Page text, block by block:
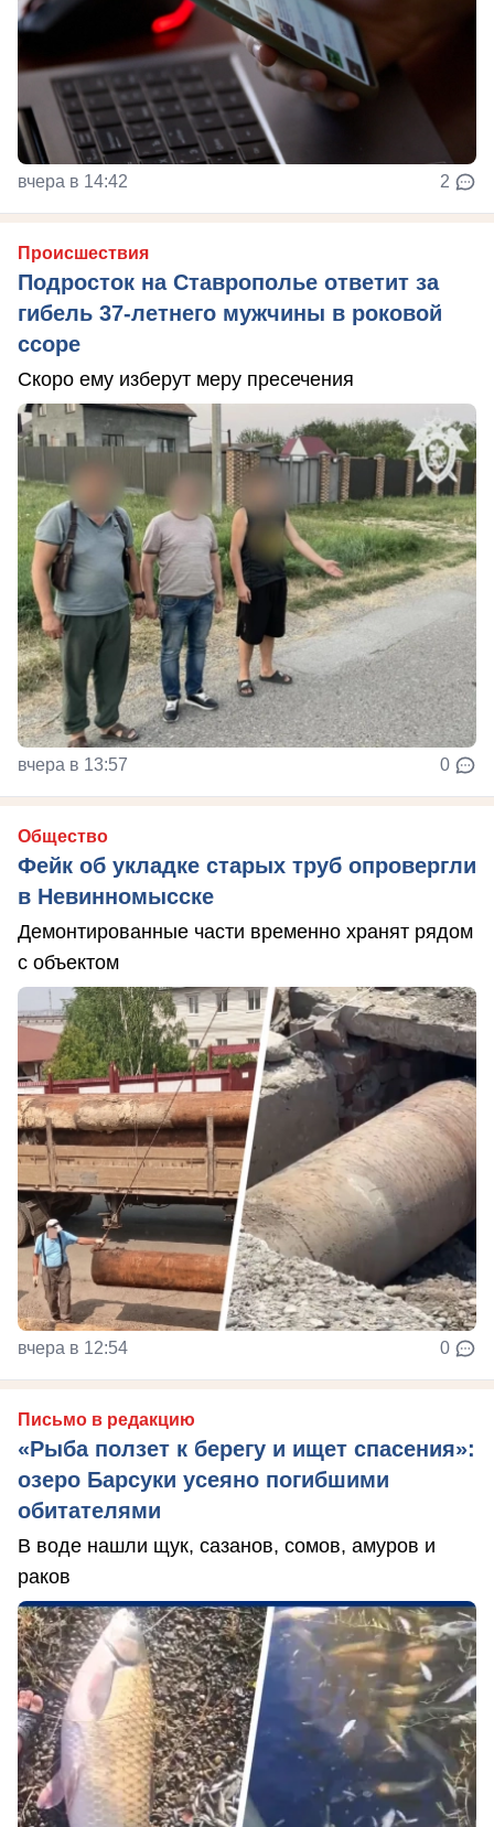
вчера в 14:42 2
Происшествия
Подросток на Ставрополье ответит за
гибель 37-летнего мужчины в роковой
ссоре
Скоро ему изберут меру пресечения
вчера в 13:57 0
Общество
Фейк об укладке старых труб опровергли
в Невинномысске
Демонтированные части временно хранят рядом
с объектом
вчера в 12:54 0
Письмо в редакцию
«Рыба ползет к берегу и ищет спасения»:
озеро Барсуки усеяно погибшими
обитателями
В воде нашли щук, сазанов, сомов, амуров и
раков